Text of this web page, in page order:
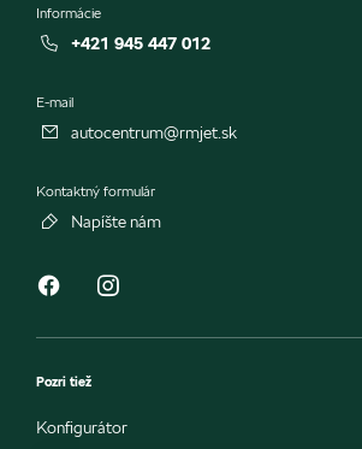
Informácie
+421 945 447 012
E-mail
autocentrum@rmjet.sk
Kontaktný formulár
Napíšte nám
Pozri tiež
Konfigurátor